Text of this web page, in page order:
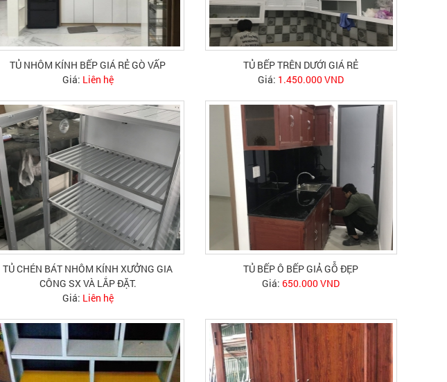
TỦ NHÔM KÍNH BẾP GIÁ RẺ GÒ VẤP
Giá: Liên hệ
TỦ BẾP TRÊN DƯỚI GIÁ RẺ
Giá: 1.450.000 VND
TỦ CHÉN BÁT NHÔM KÍNH XƯỞNG GIA
CÔNG SX VÀ LẮP ĐẶT.
Giá: Liên hệ
TỦ BẾP Ô BẾP GIẢ GỖ ĐẸP
Giá:650.000 VND